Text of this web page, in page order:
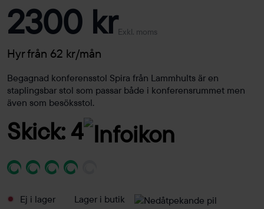
2300 krExkl. moms
Hyr från 62 kr/mån
Begagnad konferensstol Spira från Lammhults är en
staplingsbar stol som passar både i konferensrummet men
även som besöksstol.
Skick: 4
Ej i lager Lager i butik